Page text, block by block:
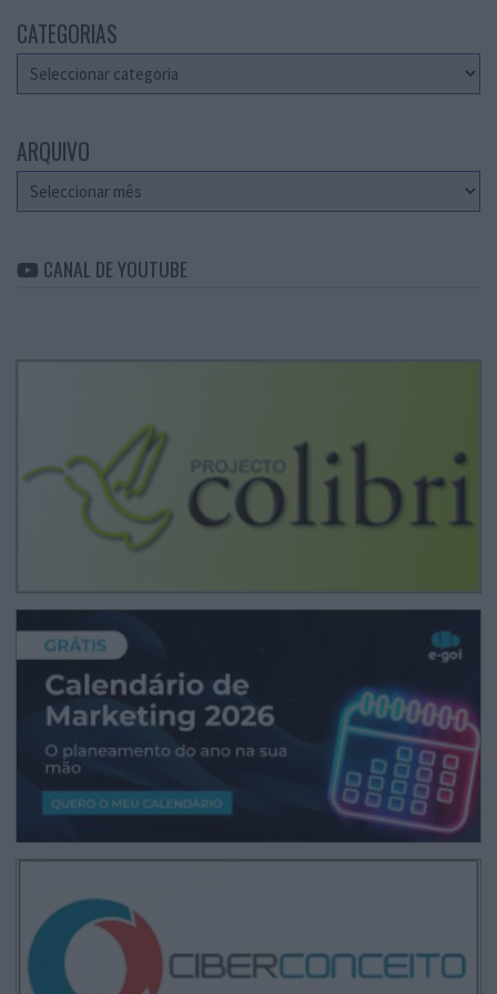
CATEGORIAS
Categorias
ARQUIVO
Arquivo
CANAL DE YOUTUBE